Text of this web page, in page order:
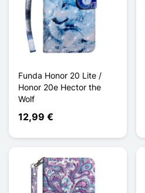
Funda Honor 20 Lite /
Honor 20e Hector the
Wolf
12,99 €